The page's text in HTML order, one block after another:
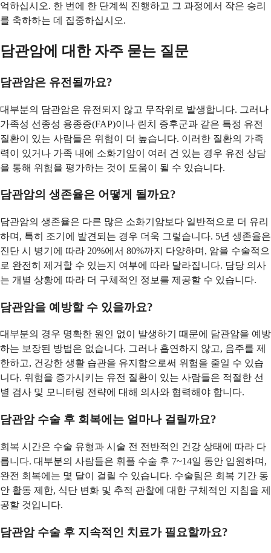
억하십시오. 한 번에 한 단계씩 진행하고 그 과정에서 작은 승리
를 축하하는 데 집중하십시오.
담관암에 대한 자주 묻는 질문
담관암은 유전될까요?
대부분의 담관암은 유전되지 않고 무작위로 발생합니다. 그러나
가족성 선종성 용종증(FAP)이나 린치 증후군과 같은 특정 유전
질환이 있는 사람들은 위험이 더 높습니다. 이러한 질환의 가족
력이 있거나 가족 내에 소화기암이 여러 건 있는 경우 유전 상담
을 통해 위험을 평가하는 것이 도움이 될 수 있습니다.
담관암의 생존율은 어떻게 될까요?
담관암의 생존율은 다른 많은 소화기암보다 일반적으로 더 유리
하며, 특히 조기에 발견되는 경우 더욱 그렇습니다. 5년 생존율은
진단 시 병기에 따라 20%에서 80%까지 다양하며, 암을 수술적으
로 완전히 제거할 수 있는지 여부에 따라 달라집니다. 담당 의사
는 개별 상황에 따라 더 구체적인 정보를 제공할 수 있습니다.
담관암을 예방할 수 있을까요?
대부분의 경우 명확한 원인 없이 발생하기 때문에 담관암을 예방
하는 보장된 방법은 없습니다. 그러나 흡연하지 않고, 음주를 제
한하고, 건강한 생활 습관을 유지함으로써 위험을 줄일 수 있습
니다. 위험을 증가시키는 유전 질환이 있는 사람들은 적절한 선
별 검사 및 모니터링 전략에 대해 의사와 협력해야 합니다.
담관암 수술 후 회복에는 얼마나 걸릴까요?
회복 시간은 수술 유형과 시술 전 전반적인 건강 상태에 따라 다
릅니다. 대부분의 사람들은 휘플 수술 후 7~14일 동안 입원하며,
완전 회복에는 몇 달이 걸릴 수 있습니다. 수술팀은 회복 기간 동
안 활동 제한, 식단 변화 및 추적 관찰에 대한 구체적인 지침을 제
공할 것입니다.
담관암 수술 후 지속적인 치료가 필요할까요?